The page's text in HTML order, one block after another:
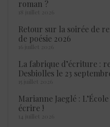
roman ?
18 juillet 2026
Retour sur la soirée de
de poésie 2026
16 juillet 2026
La fabrique d’écriture :
Desbiolles le 23
15 juillet 2026
Marianne Jaeglé :
écrire !
14 juillet 2026